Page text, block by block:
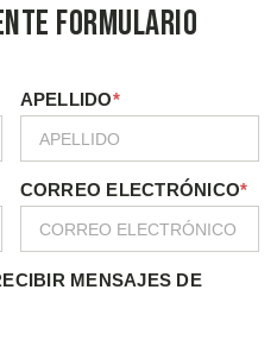
Formulario
APELLIDO*
CORREO ELECTRÓNICO*
MENSAJES DE